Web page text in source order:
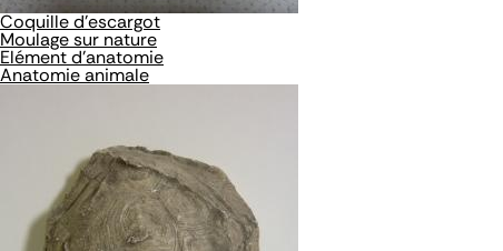
Coquille d'escargot
Moulage sur nature
Elément d'anatomie
Anatomie animale